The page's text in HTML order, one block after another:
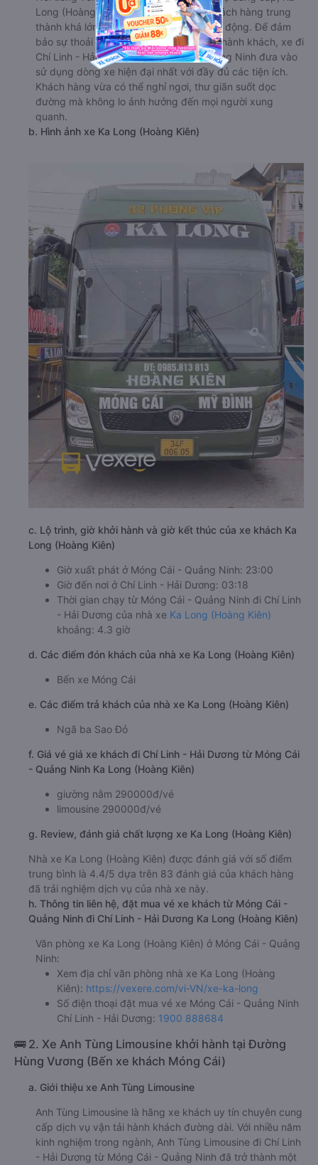
Long (Hoàng Kiên) sở hữu một lượng khách hàng trung
thành khá lớn trong suốt nhiều năm hoạt động. Để đảm
bảo sự thoải mái và thuận tiện nhất cho hành khách, xe đi
Chí Linh - Hải Dương từ Móng Cái - Quảng Ninh đưa vào
sử dụng dòng xe hiện đại nhất với đầy đủ các tiện ích.
Khách hàng vừa có thể nghỉ ngơi, thư giãn suốt dọc
đường mà không lo ảnh hưởng đến mọi người xung
quanh.
b. Hình ảnh xe Ka Long (Hoàng Kiên)
c. Lộ trình, giờ khởi hành và giờ kết thúc của xe khách Ka
Long (Hoàng Kiên)
Giờ xuất phát ở Móng Cái - Quảng Ninh: 23:00
Giờ đến nơi ở Chí Linh - Hải Dương: 03:18
Thời gian chạy từ Móng Cái - Quảng Ninh đi Chí Linh
- Hải Dương của nhà xe Ka Long (Hoàng Kiên)
khoảng: 4.3 giờ
d. Các điểm đón khách của nhà xe Ka Long (Hoàng Kiên)
Bến xe Móng Cái
e. Các điểm trả khách của nhà xe Ka Long (Hoàng Kiên)
Ngã ba Sao Đỏ
f. Giá vé giá xe khách đi Chí Linh - Hải Dương từ Móng Cái
- Quảng Ninh Ka Long (Hoàng Kiên)
giường nằm 290000đ/vé
limousine 290000đ/vé
g. Review, đánh giá chất lượng xe Ka Long (Hoàng Kiên)
Nhà xe Ka Long (Hoàng Kiên) được đánh giá với số điểm
trung bình là 4.4/5 dựa trên 83 đánh giá của khách hàng
đã trải nghiệm dịch vụ của nhà xe này.
h. Thông tin liên hệ, đặt mua vé xe khách từ Móng Cái -
Quảng Ninh đi Chí Linh - Hải Dương Ka Long (Hoàng Kiên)
Văn phòng xe Ka Long (Hoàng Kiên) ở Móng Cái - Quảng
Ninh:
Xem địa chỉ văn phòng nhà xe Ka Long (Hoàng
Kiên): https://vexere.com/vi-VN/xe-ka-long
Số điện thoại đặt mua vé xe Móng Cái - Quảng Ninh
Chí Linh - Hải Dương: 1900 888684
🚌 2. Xe Anh Tùng Limousine khởi hành tại Đường
Hùng Vương (Bến xe khách Móng Cái)
a. Giới thiệu xe Anh Tùng Limousine
Anh Tùng Limousine là hãng xe khách uy tín chuyên cung
cấp dịch vụ vận tải hành khách đường dài. Với nhiều năm
kinh nghiệm trong ngành, Anh Tùng Limousine đi Chí Linh
- Hải Dương từ Móng Cái - Quảng Ninh đã trở thành một